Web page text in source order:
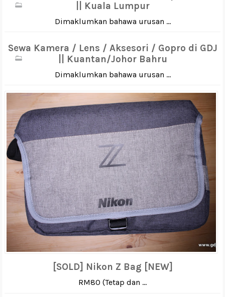
|| Kuala Lumpur
Dimaklumkan bahawa urusan ...
Sewa Kamera / Lens / Aksesori / Gopro di GDJ
|| Kuantan/Johor Bahru
Dimaklumkan bahawa urusan ...
[SOLD] Nikon Z Bag [NEW]
RM80 (Tetap dan ...